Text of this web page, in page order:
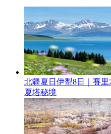
北疆夏日伊犁8日｜賽
夏塔秘境